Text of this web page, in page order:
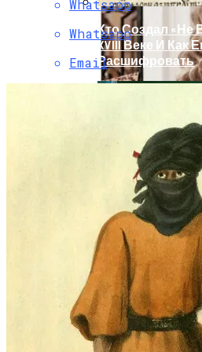
Раскрась Свой
Принесет Тебе
Знаку Зодиака
Кто Создал «не
XVIII Веке И Как
Расшифровать
Whatsapp
Whatsapp
Email